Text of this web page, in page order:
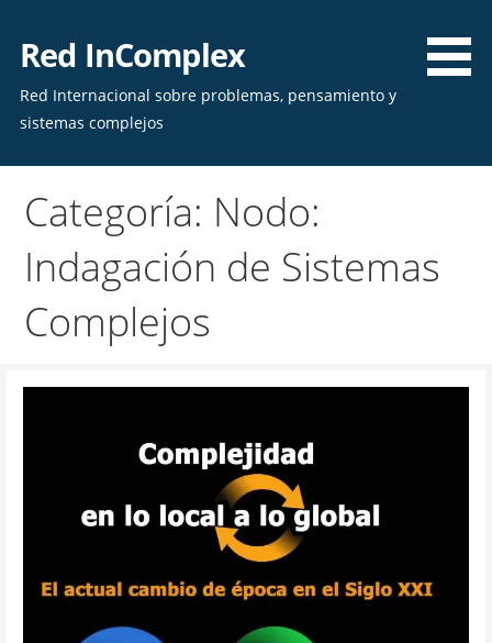
content
Red InComplex
Red Internacional sobre problemas, pensamiento y
sistemas complejos
Categoría: Nodo:
Indagación de Sistemas
Complejos